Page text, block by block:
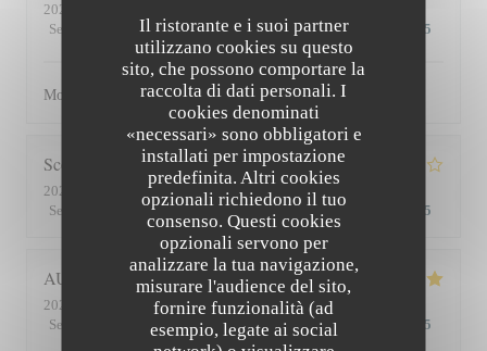
Il ristorante e i suoi partner
utilizzano cookies su questo
sito, che possono comportare la
raccolta di dati personali. I
cookies denominati
«necessari» sono obbligatori e
installati per impostazione
predefinita. Altri cookies
opzionali richiedono il tuo
consenso. Questi cookies
opzionali servono per
analizzare la tua navigazione,
misurare l'audience del sito,
fornire funzionalità (ad
esempio, legate ai social
2026-08-01
Servizio
Atmosfera: 5/5 Cucina: 5 /5 Qualità / Prezzo /5
Moment superbe, du service à l’assiette !
Scott
2026-07-30
- 19:45 - Ospiti 3
Servizio
Atmosfera: 3/5 Cucina: 4/5 Qualità / Prezzo /5
AUDE
2026-07-30
- 19:30 - Ospiti 2
Servizio
Atmosfera: 5/5 Cucina : 5 /5 Qualità / Prezzo /5